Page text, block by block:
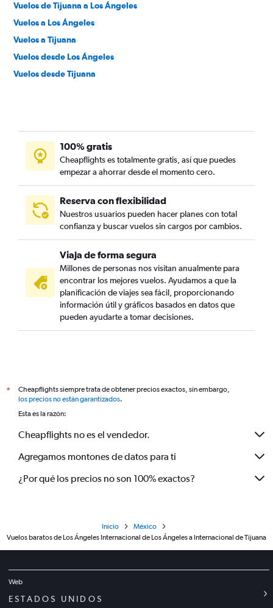
Vuelos de Tijuana a Los Ángeles
Vuelos a Los Ángeles
Vuelos a Tijuana
Vuelos desde Los Ángeles
Vuelos desde Tijuana
100% gratis
Cheapflights es totalmente gratis, así que puedes
empezar a ahorrar desde el momento cero.
Reserva con flexibilidad
Nuestros usuarios pueden hacer planes con total
confianza y buscar vuelos sin cargos por cambios.
Viaja de forma segura
Millones de personas nos visitan anualmente para
encontrar los mejores vuelos. Ayudamos a que la
planificación de viajes sea fácil, proporcionando
información útil y gráficos basados en datos que
pueden ayudarte a tomar decisiones.
*
Cheapflights siempre trata de obtener precios exactos, sin embargo,
los precios no están garantizados.
Esta es la razón:
Cheapflights no es el vendedor.
Agregamos montones de datos para ti
¿Por qué los precios no son 100% exactos?
Inicio
México
Vuelos baratos de Los Ángeles Internacional de Los Ángeles a Internacional de Tijuana
Web
ESTADOS UNIDOS